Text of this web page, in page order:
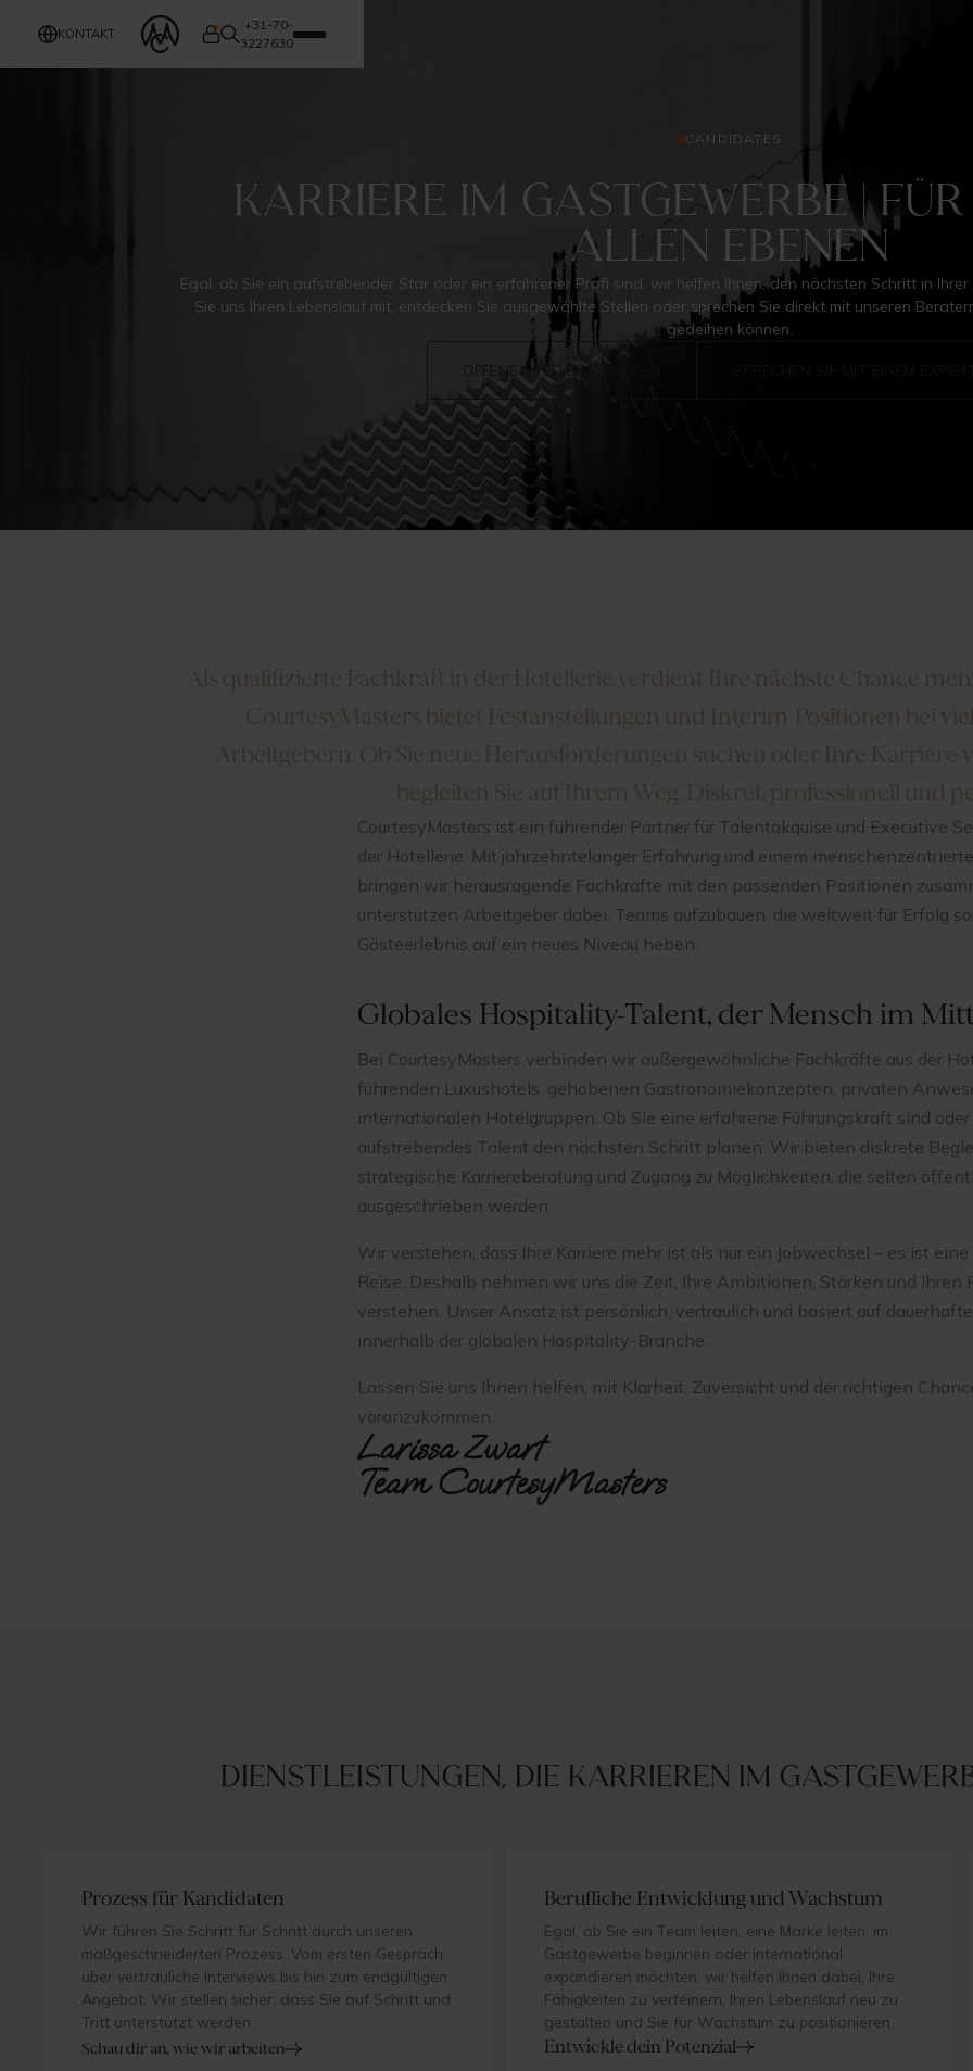
KONTAKT
+31-70-
3227630
CANDIDATES
Karriere im Gastgewerbe |
allen Ebenen
Egal, ob Sie ein aufstrebender Star oder ein erfahrener Profi sind, wir helfen Ihnen, den nächsten Schritt in
Sie uns Ihren Lebenslauf mit, entdecken Sie ausgewählte Stellen oder sprechen Sie direkt mit unseren
gedeihen können.
OFFENE STELLEN ANSEHEN
Als qualifizierte Fachkraft in der Hotellerie verdient Ihre nächste Chance
CourtesyMasters bietet Festanstellungen und Interim-Positionen bei
Arbeitgebern. Ob Sie neue Herausforderungen suchen oder Ihre Karriere
begleiten Sie auf Ihrem Weg. Diskret, professionell und
CourtesyMasters ist ein führender Partner für Talentakquise und Executive
der Hotellerie. Mit jahrzehntelanger Erfahrung und einem
bringen wir herausragende Fachkräfte mit den passenden Positionen
unterstützen Arbeitgeber dabei, Teams aufzubauen, die weltweit für Erfolg
Gästeerlebnis auf ein neues Niveau heben.
Globales Hospitality-Talent, der Mensch im
Bei CourtesyMasters verbinden wir außergewöhnliche Fachkräfte aus der
führenden Luxushotels, gehobenen Gastronomiekonzepten, privaten
internationalen Hotelgruppen. Ob Sie eine erfahrene Führungskraft sind oder
aufstrebendes Talent den nächsten Schritt planen: Wir bieten diskrete
strategische Karriereberatung und Zugang zu Möglichkeiten, die selten
ausgeschrieben werden.
Wir verstehen, dass Ihre Karriere mehr ist als nur ein Jobwechsel – es ist
Reise. Deshalb nehmen wir uns die Zeit, Ihre Ambitionen, Stärken und Ihren
verstehen. Unser Ansatz ist persönlich, vertraulich und basiert auf
innerhalb der globalen Hospitality-Branche.
Lassen Sie uns Ihnen helfen, mit Klarheit, Zuversicht und der richtigen
voranzukommen.
Larissa Zwart‍
Team CourtesyMasters
Dienstleistungen, die Karrieren im
Prozess für Kandidaten
Wir führen Sie Schritt für Schritt durch unseren
maßgeschneiderten Prozess. Vom ersten Gespräch
über vertrauliche Interviews bis hin zum endgültigen
Angebot. Wir stellen sicher, dass Sie auf Schritt und
Tritt unterstützt werden.
Schau dir an, wie wir arbeiten
Berufliche Entwicklung und Wachstum
Egal, ob Sie ein Team leiten, eine Marke leiten, im
Gastgewerbe beginnen oder international
expandieren möchten, wir helfen Ihnen dabei, Ihre
Fähigkeiten zu verfeinern, Ihren Lebenslauf neu zu
gestalten und Sie für Wachstum zu positionieren.
Entwickle dein Potenzial